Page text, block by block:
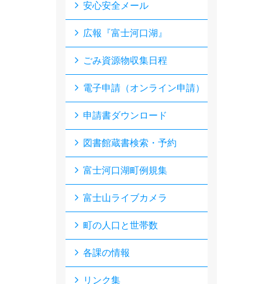
安心安全メール
広報『富士河口湖』
ごみ資源物収集日程
電子申請（オンライン申請）
申請書ダウンロード
図書館蔵書検索・予約
富士河口湖町例規集
富士山ライブカメラ
町の人口と世帯数
各課の情報
リンク集